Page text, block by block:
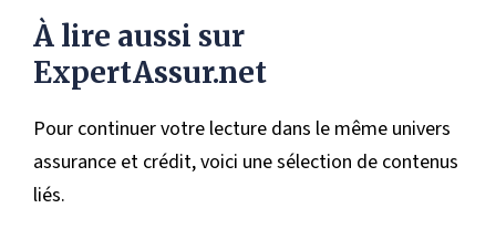
À lire aussi sur
ExpertAssur.net
Pour continuer votre lecture dans le même univers
assurance et crédit, voici une sélection de contenus
liés.